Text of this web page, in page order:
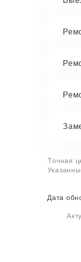
Точная
Дата